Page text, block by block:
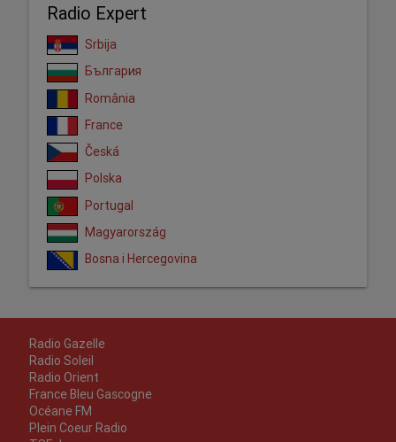
Radio Expert
Srbija
България
România
France
Česká
Polska
Portugal
Magyarország
Bosna i Hercegovina
Radio Gazelle
Radio Soleil
Radio Orient
France Bleu Gascogne
Océane FM
Plein Coeur Radio